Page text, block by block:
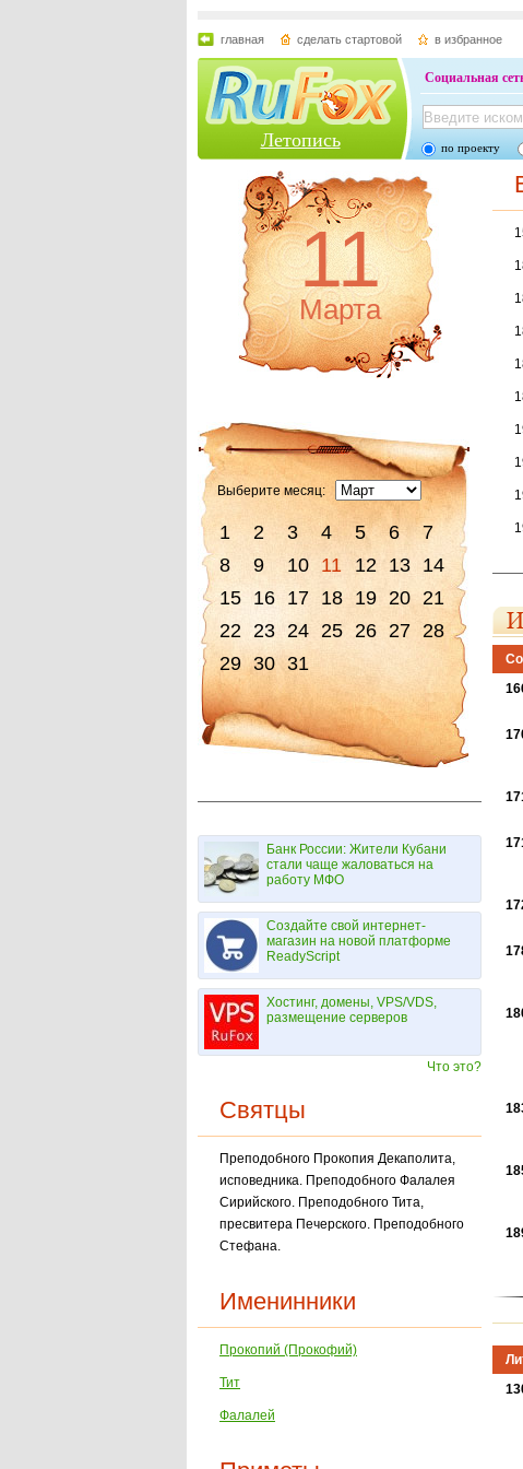
главная сделать стартовой в избранное
Летопись
Социальная
по проекту
11
Марта
Выберите месяц:
1 2 3 4 5 6
7
8
9 10 11 12 13 14
15 16 17 18 19 20 21
22 23 24 25 26 27 28
29 30 31
Банк России: Жители Кубани
стали чаще жаловаться на
работу МФО
Создайте свой интернет-
магазин на новой платформе
ReadyScript
Хостинг, домены, VPS/VDS,
размещение серверов
Что это?
Святцы
Преподобного Прокопия Декаполита,
исповедника. Преподобного Фалалея
Сирийского. Преподобного Тита,
пресвитера Печерского. Преподобного
Стефана.
Именинники
Прокопий (Прокофий)
Тит
Фалалей